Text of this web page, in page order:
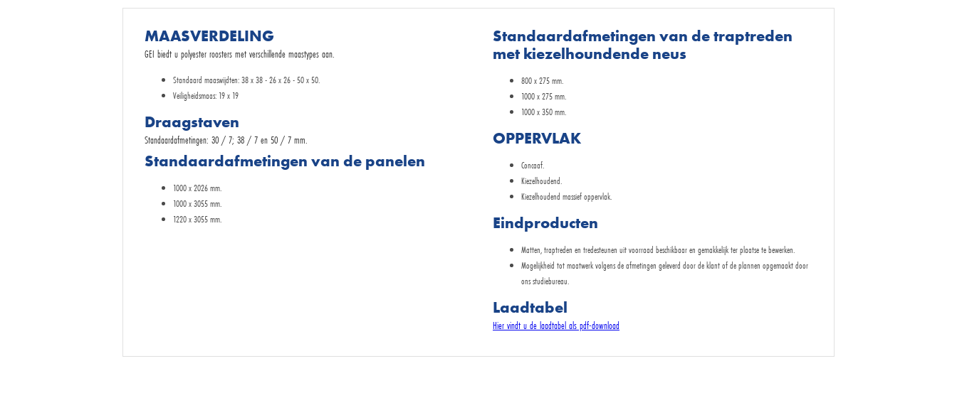
MAASVERDELING
GEI biedt u polyester roosters met verschillende maastypes aan.
Standaard maaswijdten: 38 x 38 - 26 x 26 - 50 x 50.
Veiligheidsmaas: 19 x 19
Draagstaven
Standaardafmetingen: 30 / 7; 38 / 7 en 50 / 7 mm.
Standaardafmetingen van de panelen
1000 x 2026 mm.
1000 x 3055 mm.
1220 x 3055 mm.
Standaardafmetingen van de traptreden
met kiezelhoundende neus
800 x 275 mm.
1000 x 275 mm.
1000 x 350 mm.
OPPERVLAK
Concaaf.
Kiezelhoudend.
Kiezelhoudend massief oppervlak.
Eindproducten
Matten, traptreden en tredesteunen uit voorraad beschikbaar en gemakkelijk ter plaatse te bewerken.
Mogelijkheid tot maatwerk volgens de afmetingen geleverd door de klant of de plannen opgemaakt door
ons studiebureau.
Laadtabel
Hier vindt u de laadtabel als pdf-download